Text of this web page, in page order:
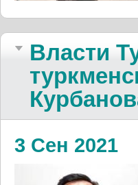
Власти
3 Сен 2021